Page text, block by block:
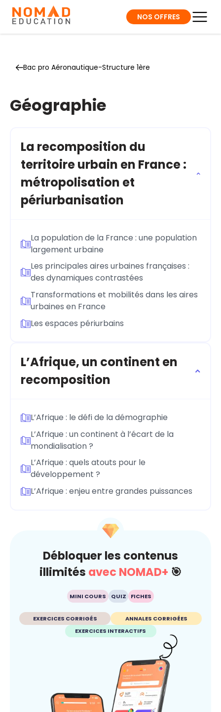
NOS OFFRES
Bac pro Aéronautique-Structure 1ère
Géographie
La recomposition du
territoire urbain en France :
métropolisation et
périurbanisation
La population de la France : une population
largement urbaine
Les principales aires urbaines françaises :
des dynamiques contrastées
Transformations et mobilités dans les aires
urbaines en France
Les espaces périurbains
L’Afrique, un continent en
recomposition
L’Afrique : le défi de la démographie
L’Afrique : un continent à l’écart de la
mondialisation ?
L’Afrique : quels atouts pour le
développement ?
L’Afrique : enjeu entre grandes puissances
Débloquer les contenus
illimités avec NOMAD+ 🎯
MINI COURS QUIZ FICHES
EXERCICES CORRIGÉS
ANNALES CORRIGÉES
EXERCICES INTERACTIFS